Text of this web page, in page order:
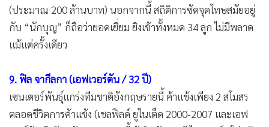
(ประมาณ 200 ล้านบาท) นอกจากนี้ สถิติการซัดจุดโทษสมัยอยู่
กับ “นักบุญ” ก็ถือว่ายอดเยี่ยม ยิงเข้าทั้งหมด 34 ลูก ไม่มีพลาด
แม้แต่ครั้งเดียว
9. ฟิล จากีลกา (เอฟเวอร์ตัน / 32 ปี)
เซนเตอร์พันธุ์แกร่งทีมชาติอังกฤษรายนี้ ค้าแข้งเพียง 2 สโมสร
ตลอดชีวิตการค้าแข้ง (เชลฟิลด์ ยูไนเต็ด 2000-2007 และเอฟ